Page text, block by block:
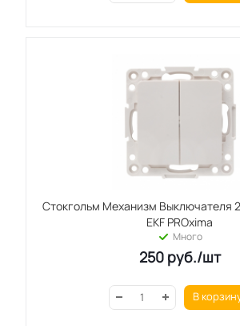
Стокгольм Механизм Выключателя
EKF PROxima
Много
250руб./шт
В